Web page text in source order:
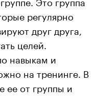
регулярно
друг друга,
целей.
навыкам и
на тренинге. В
ее от группы и